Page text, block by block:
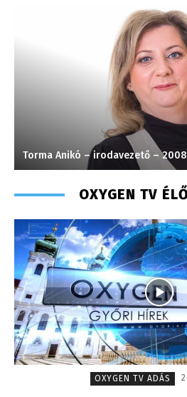
Turi Szilvia-
OXYGEN TV
OXYGEN TV ADÁS